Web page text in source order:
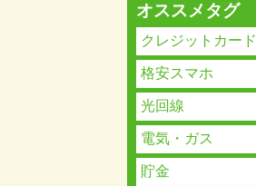
オススメタグ
クレジットカード
格安スマホ
光回線
電気・ガス
貯金